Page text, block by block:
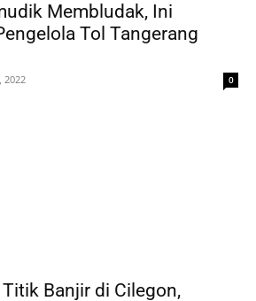
Membludak, Ini
Tol Tangerang
2022 0
Banjir di Cilegon,